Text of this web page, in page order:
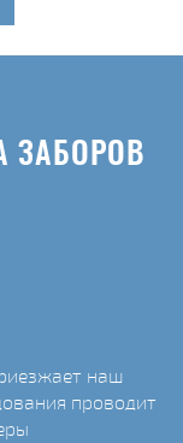
ЗАБОРОВ
наш
проводит